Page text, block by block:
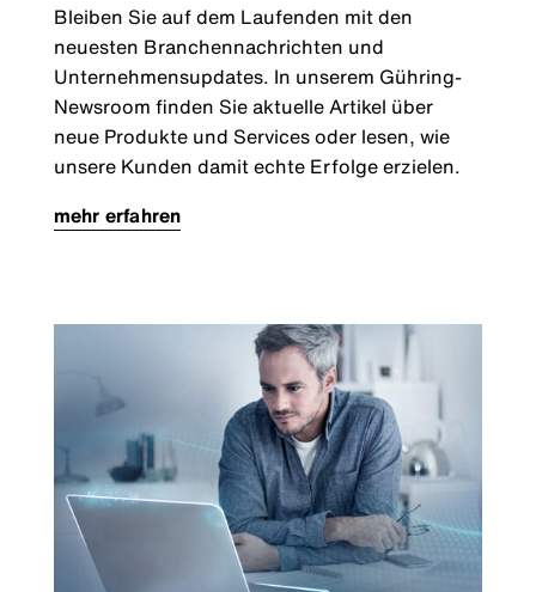
Bleiben Sie auf dem Laufenden mit den
neuesten Branchennachrichten und
Unternehmensupdates. In unserem Gühring-
Newsroom finden Sie aktuelle Artikel über
neue Produkte und Services oder lesen, wie
unsere Kunden damit echte Erfolge erzielen.
mehr erfahren